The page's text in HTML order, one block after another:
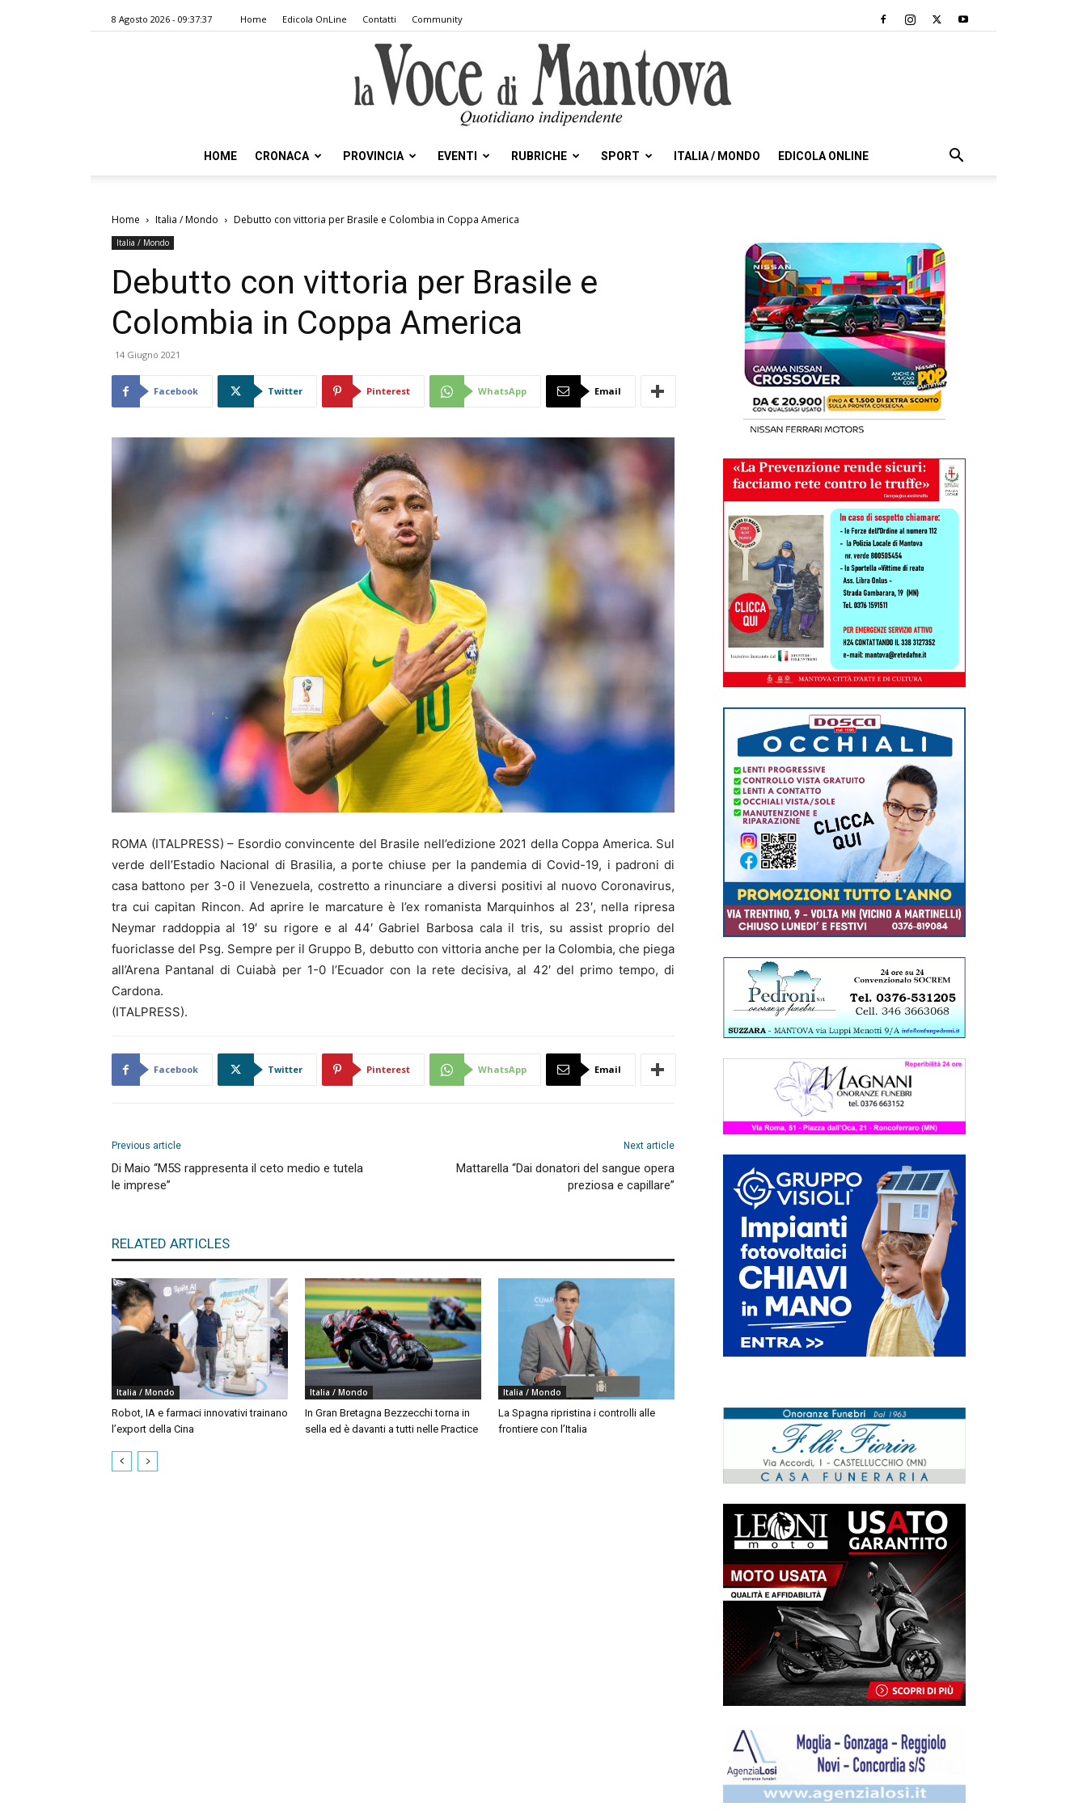
8 Agosto 2026 - 09:37:37 Home Edicola OnLine Contatti Community
Voce
Mantova
HOME CRONACA PROVINCIA EVENTI RUBRICHE SPORT ITALIA / MONDO EDICOLA ONLINE
Home Italia / Mondo Debutto con vittoria per Brasile e Colombia in Coppa America
Italia / Mondo
Debutto con vittoria per Brasile e
Colombia in Coppa America
14 Giugno 2021
Facebook Twitter Pinterest WhatsApp Email
ROMA (ITALPRESS) – Esordio convincente del Brasile nell’edizione 2021 della Coppa America. Sul
verde dell’Estadio Nacional di Brasilia, a porte chiuse per la pandemia di Covid-19, i padroni di
casa battono per 3-0 il Venezuela, costretto a rinunciare a diversi positivi al nuovo Coronavirus,
tra cui capitan Rincon. Ad aprire le marcature è l’ex romanista Marquinhos al 23′, nella ripresa
Neymar raddoppia al 19′ su rigore e al 44′ Gabriel Barbosa cala il tris, su assist proprio del
fuoriclasse del Psg. Sempre per il Gruppo B, debutto con vittoria anche per la Colombia, che piega
all’Arena Pantanal di Cuiabà per 1-0 l’Ecuador con la rete decisiva, al 42′ del primo tempo, di
Cardona.
(ITALPRESS).
Facebook Twitter Pinterest WhatsApp Email
Previous article
Di Maio “M5S rappresenta il ceto medio e tutela
le imprese”
Next article
Mattarella “Dai donatori del sangue opera
preziosa e capillare”
RELATED ARTICLES
Italia / Mondo
Robot, IA e farmaci innovativi trainano
l’export della Cina
Italia / Mondo
In Gran Bretagna Bezzecchi torna in
sella ed è davanti a tutti nelle Practice
Italia / Mondo
La Spagna ripristina i controlli alle
frontiere con l’Italia